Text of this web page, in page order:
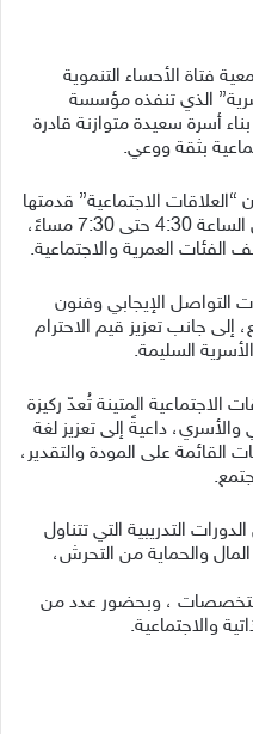
فتاة الأحساء التنموية
الذي تنفذه مؤسسة
أسرة سعيدة متوازنة قادرة
بثقة ووعي.
“العلاقات الاجتماعية” قدمتها
الأستاذة نوال العفالق، واستمرت من الساعة 4:30 حتى 7:30 مساءً،
التواصل الإيجابي وفنون
إلى جانب تعزيز قيم الاحترام
السليمة.
الاجتماعية المتينة تُعدّ ركيزة
داعيةً إلى تعزيز لغة
القائمة على المودة والتقدير،
التدريبية التي تتناول
والحماية من التحرش،
متخصصات ، وبحضور عدد من
والاجتماعية.